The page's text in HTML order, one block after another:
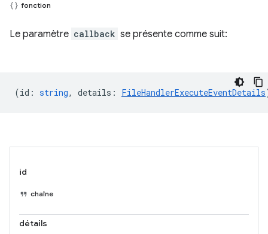
fonction
Le paramètre callback se présente comme suit:
(id : string, details : FileHandlerExecuteEventDetails
id
chaîne
détails